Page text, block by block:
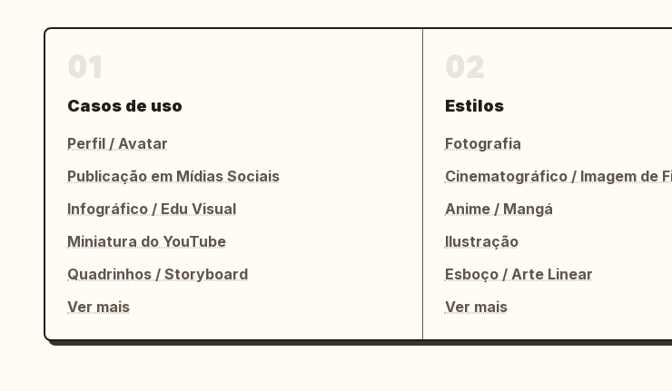
Casos de uso
Perfil / Avatar
Publicação em Mídias Sociais
Infográfico / Edu Visual
Miniatura do YouTube
Quadrinhos / Storyboard
Ver mais
Estilos
Fotografia
Cinematográfico / Imagem de
Anime / Mangá
Ilustração
Esboço / Arte Linear
Ver mais